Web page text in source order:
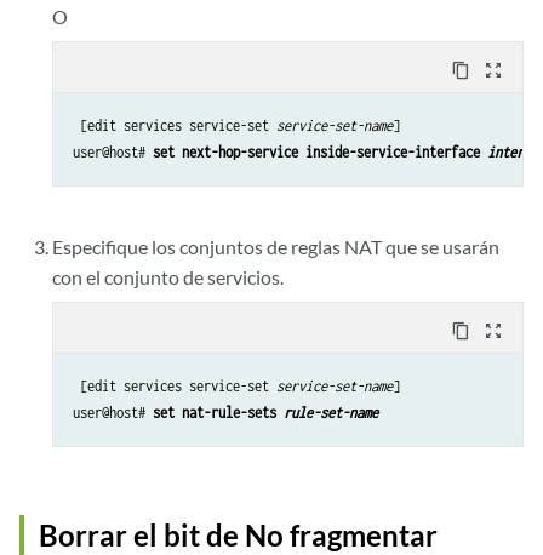
O
content_copy zoom_out_map
[edit services service-set service-set-name]
user@host# set next-hop-service inside-service-interface
Especifique los conjuntos de reglas NAT que se usarán
con el conjunto de servicios.
content_copy zoom_out_map
[edit services service-set service-set-name]
user@host# set nat-rule-sets rule-set-name
Borrar el bit de No fragmentar